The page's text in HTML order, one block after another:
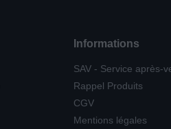
Informations
SAV - Service après-
Rappel Produits
CGV
Mentions légales